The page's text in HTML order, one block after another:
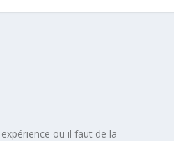
ou il faut de la